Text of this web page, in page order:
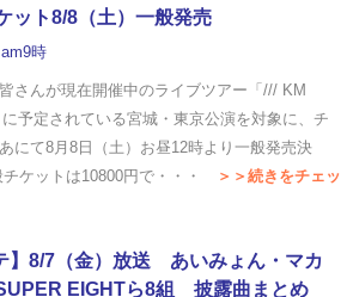
ト8/8（土）一般発売
時
さんが現在開催中のライブツアー「/// KM
に予定されている宮城・東京公演を対象に、チ
にて8月8日（土）お昼12時より一般発売決
チケットは10800円で・・・
＞＞続きをチェッ
】8/7（金）放送 あいみょん・マカ
EIGHTら8組 披露曲まとめ